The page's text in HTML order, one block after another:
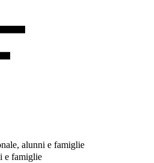
alunni e famiglie
e famiglie